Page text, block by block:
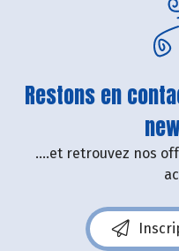
Restons en
....et retrouvez nos